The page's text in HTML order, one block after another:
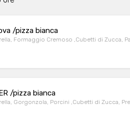
/pizza bianca
Formaggio Cremoso ,Cubetti di Zucca,
/pizza bianca
Gorgonzola, Porcini ,Cubetti di Zucca,